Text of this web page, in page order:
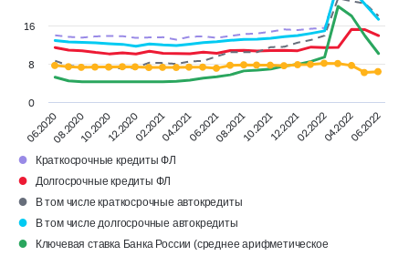
06.202008.202010.202012.202002.202104.202106.202108.202110.202112.202102.202204.202206.2022
0
8
16
● Краткосрочные кредиты ФЛ
● Долгосрочные кредиты ФЛ
● В том числе краткосрочные автокредиты
● В том числе долгосрочные автокредиты
●
Ключевая ставка Банка России (среднее арифметическое